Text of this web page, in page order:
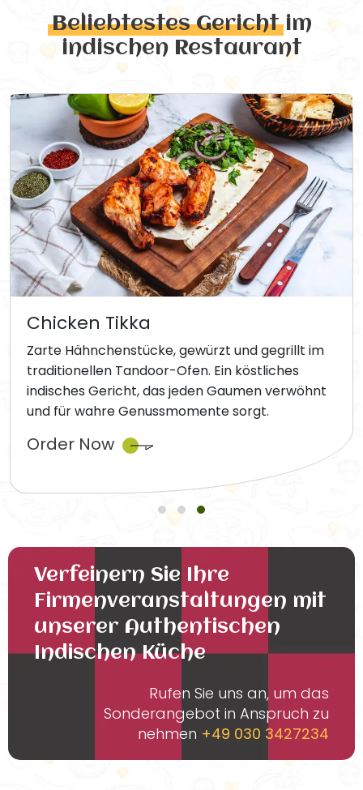
Beliebtestes Gerichtim
indischen Restaurant
Chicken Tikka
Zarte Hähnchenstücke, gewürzt und gegrillt im
traditionellen Tandoor-Ofen. Ein köstliches
indisches Gericht, das jeden Gaumen verwöhnt
und für wahre Genussmomente sorgt.
Order Now
Verfeinern Sie Ihre
Firmenveranstaltungen mit
unserer Authentischen
Indischen Küche
Rufen Sie uns an, um das
Sonderangebot in Anspruch zu
nehmen +49 030 3427234